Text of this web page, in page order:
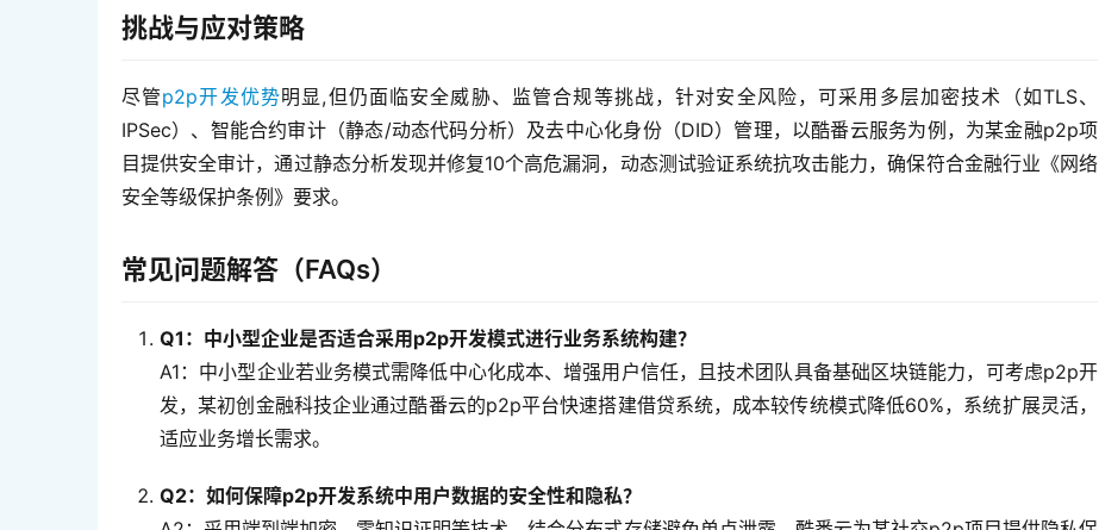
挑战与应对策略
尽管p2p开发优势明显,但仍面临安全威胁、监管合规等挑战，针对安全风险，可采用多层加密技术（如TLS、
IPSec）、智能合约审计（静态/动态代码分析）及去中心化身份（DID）管理，以酷番云服务为例，为某金融p2p项
目提供安全审计，通过静态分析发现并修复10个高危漏洞，动态测试验证系统抗攻击能力，确保符合金融行业《网络
安全等级保护条例》要求。
常见问题解答（FAQs）
Q1：中小型企业是否适合采用p2p开发模式进行业务系统构建？
A1：中小型企业若业务模式需降低中心化成本、增强用户信任，且技术团队具备基础区块链能力，可考虑p2p开
发，某初创金融科技企业通过酷番云的p2p平台快速搭建借贷系统，成本较传统模式降低60%，系统扩展灵活，
适应业务增长需求。
Q2：如何保障p2p开发系统中用户数据的安全性和隐私？